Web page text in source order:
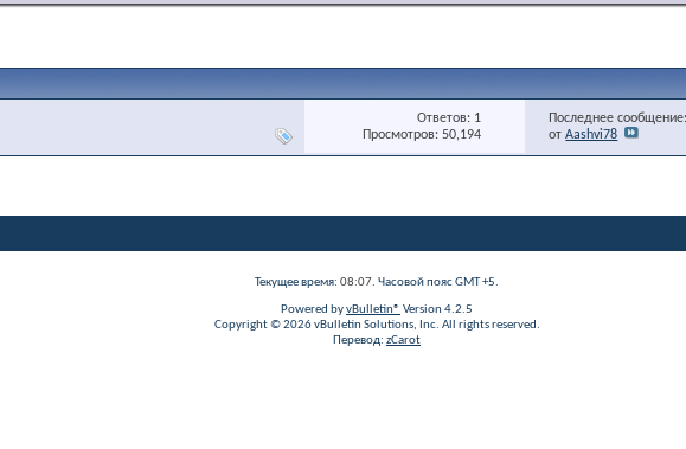
Ответов: 1
Просмотров: 50,194
Последнее
отAashvi78
Текущее время: 08:07. Часовой пояс GMT +5.
Powered byvBulletin® Version 4.2.5
Copyright © 2026 vBulletin Solutions, Inc. All rights reserved.
Перевод: zCarot